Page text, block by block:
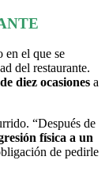
en el que se
del restaurante.
diez ocasiones a
“Después de
física a un
de pedirle